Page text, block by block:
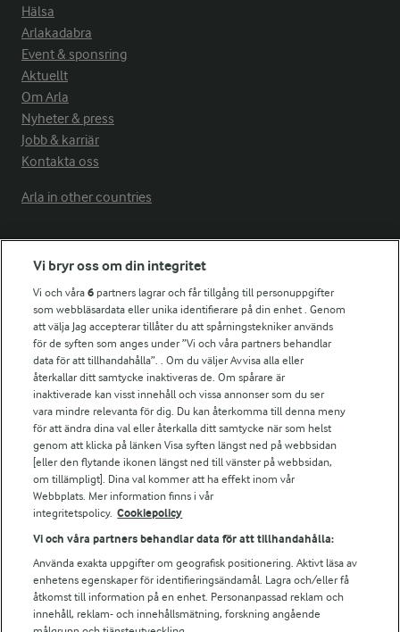
Hälsa
Arlakadabra
Event & sponsring
Aktuellt
Om Arla
Nyheter & press
Jobb & karriär
Kontakta oss
Arla in other countries
Fler Arlasajter
För ägare
Arlas kundportal
Arla.com
Falbygdens Ost
Arla webbshop
Bildbank
Följ oss
Vi bryr oss om din integritet
Vi och våra6 partners lagrar och får tillgång till personuppgifter
som webbläsardata eller unika identifierare på din enhet . Genom
att välja Jag accepterar tillåter du att spårningstekniker används
för de syften som anges under ”Vi och våra partners behandlar
data för att tillhandahålla”. . Om du väljer Avvisa alla eller
återkallar ditt samtycke inaktiveras de. Om spårare är
inaktiverade kan visst innehåll och vissa annonser som du ser
vara mindre relevanta för dig. Du kan återkomma till denna meny
för att ändra dina val eller återkalla ditt samtycke när som helst
genom att klicka på länken Visa syften längst ned på webbsidan
[eller den flytande ikonen längst ned till vänster på webbsidan,
om tillämpligt]. Dina val kommer att ha effekt inom vår
Webbplats. Mer information finns i vår
integritetspolicy. Cookiepolicy
Vi och våra partners behandlar data för att tillhandahålla:
Använda exakta uppgifter om geografisk positionering. Aktivt läsa av
enhetens egenskaper för identifieringsändamål. Lagra och/eller få
åtkomst till information på en enhet. Personanpassad reklam och
innehåll, reklam- och innehållsmätning, forskning angående